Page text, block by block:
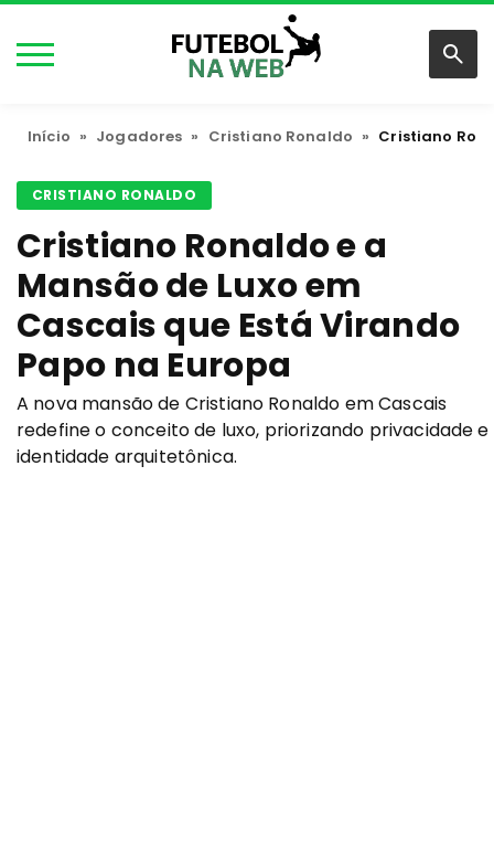
Início » Jogadores » Cristiano Ronaldo » Cristiano
CRISTIANO RONALDO
Cristiano Ronaldo e a
Mansão de Luxo em
Cascais que Está Virando
Papo na Europa
A nova mansão de Cristiano Ronaldo em Cascais
redefine o conceito de luxo, priorizando privacidade e
identidade arquitetônica.